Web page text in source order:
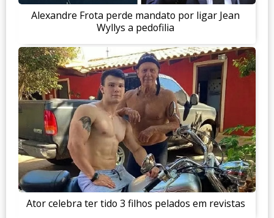
Alexandre Frota perde mandato por ligar Jean
Wyllys a pedofilia
Ator celebra ter tido 3 filhos pelados em revistas